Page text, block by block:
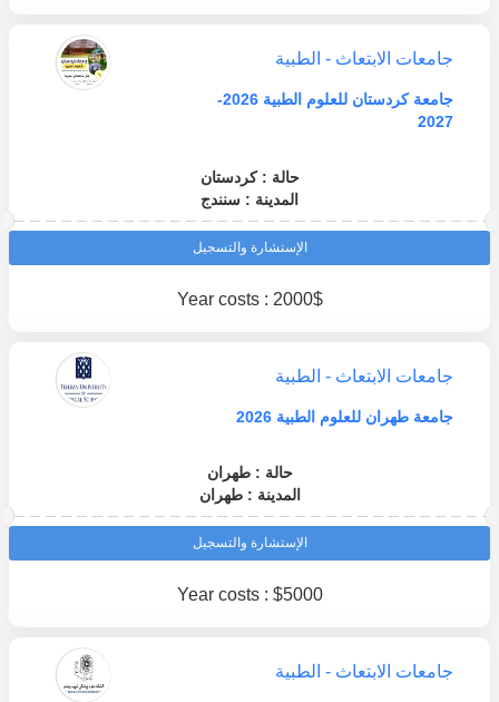
جامعات الابتعاث - الطبية
جامعة كردستان للعلوم الطبية 2026-
2027
حالة : كردستان
المدينة : سنندج
الإستشارة والتسجيل
Year costs : 2000$
جامعات الابتعاث - الطبية
جامعة طهران للعلوم الطبية 2026
حالة : طهران
المدينة : طهران
الإستشارة والتسجيل
Year costs : $5000
جامعات الابتعاث - الطبية